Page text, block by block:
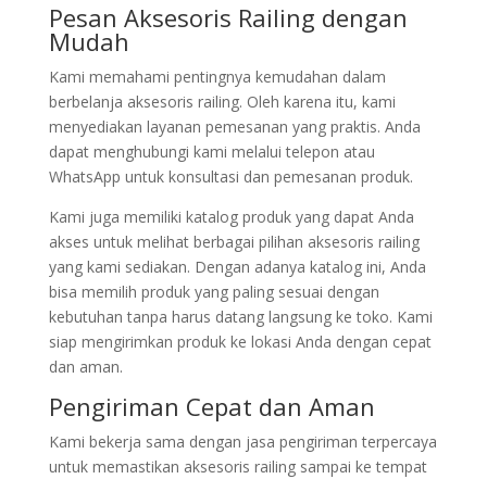
Pesan Aksesoris Railing dengan
Mudah
Kami memahami pentingnya kemudahan dalam
berbelanja aksesoris railing. Oleh karena itu, kami
menyediakan layanan pemesanan yang praktis. Anda
dapat menghubungi kami melalui telepon atau
WhatsApp untuk konsultasi dan pemesanan produk.
Kami juga memiliki katalog produk yang dapat Anda
akses untuk melihat berbagai pilihan aksesoris railing
yang kami sediakan. Dengan adanya katalog ini, Anda
bisa memilih produk yang paling sesuai dengan
kebutuhan tanpa harus datang langsung ke toko. Kami
siap mengirimkan produk ke lokasi Anda dengan cepat
dan aman.
Pengiriman Cepat dan Aman
Kami bekerja sama dengan jasa pengiriman terpercaya
untuk memastikan aksesoris railing sampai ke tempat